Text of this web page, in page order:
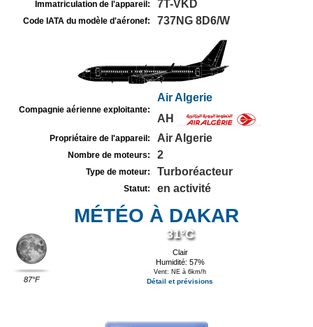
Immatriculation de l'appareil: 7T-VKD
Code IATA du modèle d'aéronef: 737NG 8D6/W
Compagnie aérienne exploitante:
Air Algerie
AH
Propriétaire de l'appareil: Air Algerie
Nombre de moteurs: 2
Type de moteur: Turboréacteur
Statut: en activité
MÉTÉO À DAKAR
87°F
31°C
Clair
Humidité: 57%
Vent: NE à 6km/h
Détail et prévisions